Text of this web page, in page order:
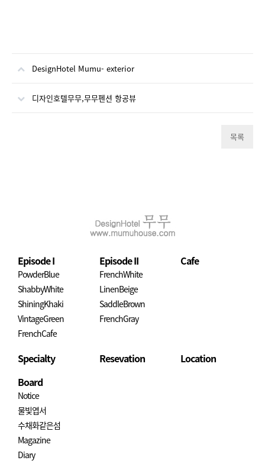
DesignHotel Mumu- exterior
디자인호텔무무,무무펜션 항공뷰
목록
Episode I
PowderBlue
ShabbyWhite
ShiningKhaki
VintageGreen
FrenchCafe
Episode II
FrenchWhite
LinenBeige
SaddleBrown
FrenchGray
Cafe
Specialty Resevation
Location
Board
Notice
물빛엽서
수채화같은섬
Magazine
Diary